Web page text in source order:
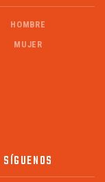
HOMBRE
MUJER
SÍGUENOS